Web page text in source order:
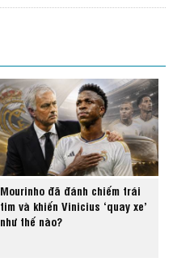
Mourinho đã đánh chiếm trái
tim và khiến Vinicius ‘quay xe’
như thế nào?